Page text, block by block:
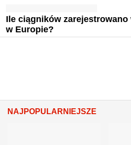
Ile ciągników zarejestrowano
w Europie?
NAJPOPULARNIEJSZE